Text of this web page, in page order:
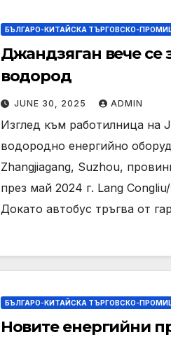
БЪЛГАРО-КИТАЙСКА ТЪРГОВСКО-
Джандзяган вече се
водород
JUNE 30, 2025 ADMIN
Изглед към работилница на
водородно енергийно
Zhangjiagang, Suzhou,
през май 2024 г. Lang
Докато автобус тръгва от
БЪЛГАРО-КИТАЙСКА ТЪРГОВСКО-
Новите енергийни